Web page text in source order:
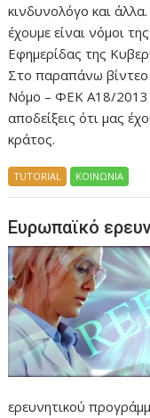
κινδυνολόγο και
έχουμε είναι νόμοι
Εφημερίδας της
Στο παραπάνω
Νόμο – ΦΕΚ Α18/2013
αποδείξεις ότι μας
κράτος.
TUTORIAL ΚΟΙΝΩΝΙΑ
Ευρωπαϊκό
ερευνητικού